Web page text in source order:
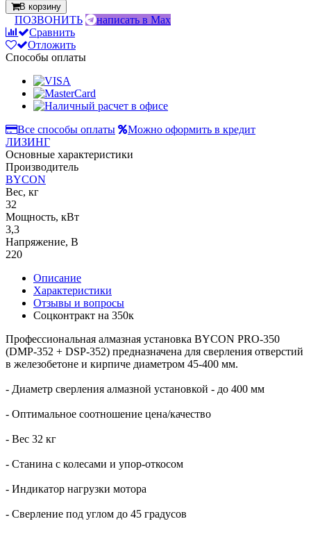
В корзину
ПОЗВОНИТЬ
написать в Max
Сравнить
Отложить
Способы оплаты
Все способы оплаты
Можно оформить в кредит
ЛИЗИНГ
Основные характеристики
Производитель
BYCON
Вес, кг
32
Мощность, кВт
3,3
Напряжение, В
220
Описание
Характеристики
Отзывы и вопросы
Соцконтракт на 350к
Профессиональная алмазная установка BYCON PRO-350
(DMP-352 + DSP-352) предназначена для сверления отверстий
в железобетоне и кирпиче диаметром 45-400 мм.
- Диаметр сверления алмазной установкой - до 400 мм
- Оптимальное соотношение цена/качество
- Вес 32 кг
- Станина с колесами и упор-откосом
- Индикатор нагрузки мотора
- Сверление под углом до 45 градусов